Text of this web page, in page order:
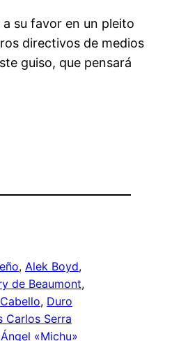
su favor en un pleito
directivos de medios
guiso, que pensará
, Alek Boyd
de Beaumont
, Duro
Carlos Serra
«Michu»